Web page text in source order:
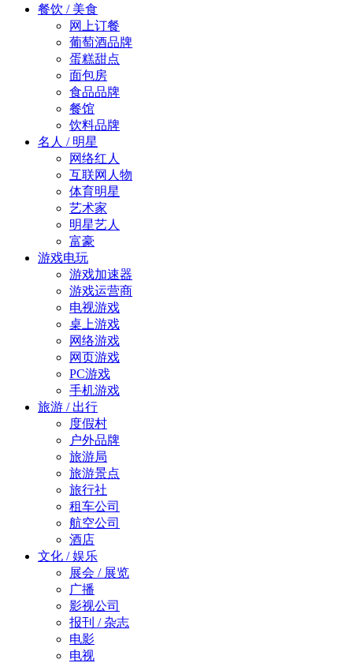
餐饮 / 美食
网上订餐
葡萄酒品牌
蛋糕甜点
面包房
食品品牌
餐馆
饮料品牌
名人 / 明星
网络红人
互联网人物
体育明星
艺术家
明星艺人
富豪
游戏电玩
游戏加速器
游戏运营商
电视游戏
桌上游戏
网络游戏
网页游戏
PC游戏
手机游戏
旅游 / 出行
度假村
户外品牌
旅游局
旅游景点
旅行社
租车公司
航空公司
酒店
文化 / 娱乐
展会 / 展览
广播
影视公司
报刊 / 杂志
电影
电视